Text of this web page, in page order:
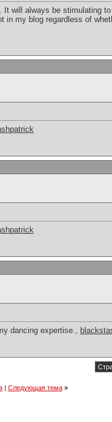
will always be stimulating
my blog regardless of
dancing expertise.,
| Следующая тема »